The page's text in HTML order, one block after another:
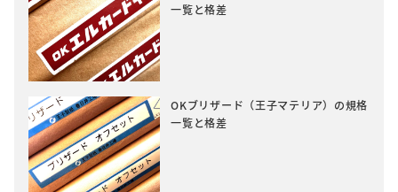
一覧と格差
OKブリザード（王子マテリア）の規格
一覧と格差